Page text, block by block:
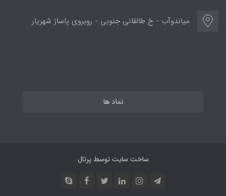
میاندوآب - خ طالقانی جنوبی - روبروی پاساژ شهریار
نماد ها
ساخت سایت توسطپرتال